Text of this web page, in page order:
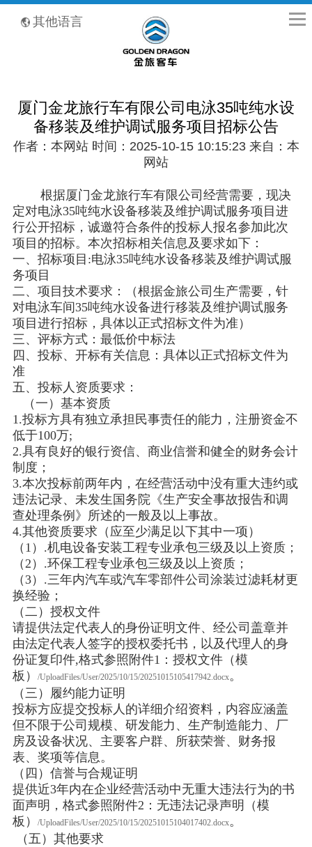
其他语言
厦门金龙旅行车有限公司电泳35吨纯水设
备移装及维护调试服务项目招标公告
作者：本网站 时间：2025-10-15 10:15:23 来自：本
网站
根据厦门金龙旅行车有限公司经营需要，现决
定对电泳35吨纯水设备移装及维护调试服务项目进
行公开招标，诚邀符合条件的投标人报名参加此次
项目的招标。本次招标相关信息及要求如下：
一、招标项目:电泳35吨纯水设备移装及维护调试服
务项目
二、项目技术要求：（根据金旅公司生产需要，针
对电泳车间35吨纯水设备进行移装及维护调试服务
项目进行招标，具体以正式招标文件为准）
三、评标方式：最低价中标法
四、投标、开标有关信息：具体以正式招标文件为
准
五、投标人资质要求：
（一）基本资质
1.投标方具有独立承担民事责任的能力，注册资金不
低于100万;
2.具有良好的银行资信、商业信誉和健全的财务会计
制度；
3.本次投标前两年内，在经营活动中没有重大违约或
违法记录、未发生国务院《生产安全事故报告和调
查处理条例》所述的一般及以上事故。
4.其他资质要求（应至少满足以下其中一项）
（1）.机电设备安装工程专业承包三级及以上资质；
（2）.环保工程专业承包三级及以上资质；
（3）.三年内汽车或汽车零部件公司涂装过滤耗材更
换经验；
（二）授权文件
请提供法定代表人的身份证明文件、经公司盖章并
由法定代表人签字的授权委托书，以及代理人的身
份证复印件,格式参照附件1：授权文件（模
板）
/UploadFiles/User/2025/10/15/20251015105417942.docx。
（三）履约能力证明
投标方应提交投标人的详细介绍资料，内容应涵盖
但不限于公司规模、研发能力、生产制造能力、厂
房及设备状况、主要客户群、所获荣誉、财务报
表、奖项等信息。
（四）信誉与合规证明
提供近3年内在企业经营活动中无重大违法行为的书
面声明，格式参照附件2：无违法记录声明（模
板）
/UploadFiles/User/2025/10/15/20251015104017402.docx。
（五）其他要求